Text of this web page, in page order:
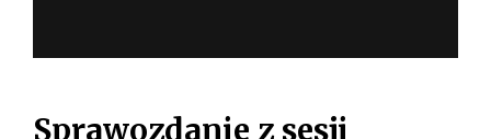
Sprawozdanie z sesji